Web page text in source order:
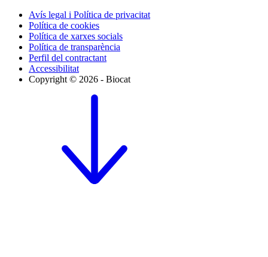
Avís legal i Política de privacitat
Política de cookies
Política de xarxes socials
Política de transparència
Perfil del contractant
Accessibilitat
Copyright © 2026 - Biocat